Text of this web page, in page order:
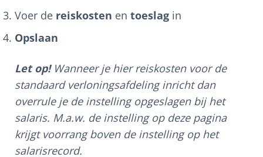
Voer de reiskosten en toeslag in
Opslaan
Let op!Wanneer je hier reiskosten voor de
standaard verloningsafdeling inricht dan
overrule je de instelling opgeslagen bij het
salaris. M.a.w. de instelling op deze pagina
krijgt voorrang boven de instelling op het
salarisrecord.